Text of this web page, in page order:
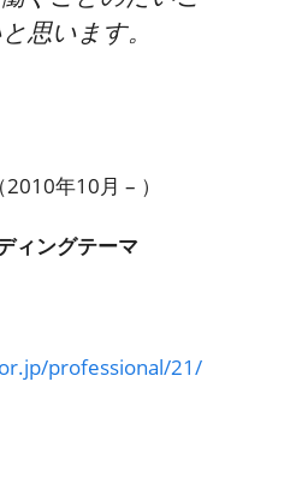
思います。
年10月 – ）
ィングテーマ
professional/21/